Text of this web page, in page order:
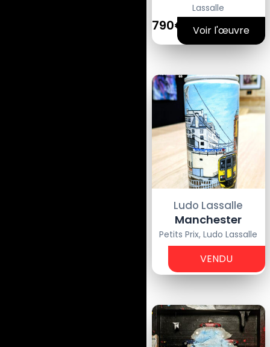
Lassalle
790€ Voir l'œuvre
Ludo Lassalle
Manchester
Petits Prix,Ludo Lassalle
€
VENDU